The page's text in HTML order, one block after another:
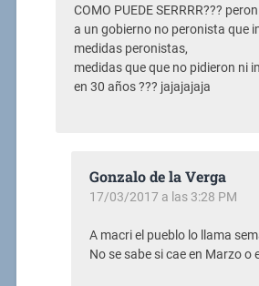
COMO PUEDE SERRRR???
a un gobierno no peronista que
medidas peronistas,
medidas que que no pidieron ni
en 30 años ??? jajajajaja
Gonzalo de la Verga
17/03/2017 a las 3:28 PM
A macri el pueblo lo llama
No se sabe si cae en Marzo o